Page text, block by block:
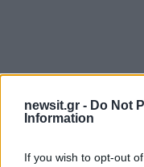
newsit.gr - Do Not
Information
If you wish to opt-out